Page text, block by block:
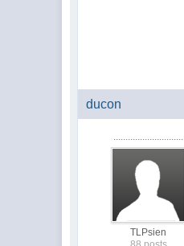
ducon
.............................
TLPsien